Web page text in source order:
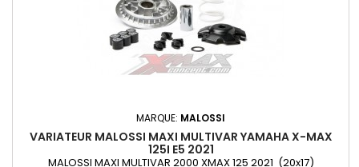
MARQUE: MALOSSI
VARIATEUR MALOSSI MAXI MULTIVAR YAMAHA X-MAX
125I E5 2021
MALOSSI MAXI MULTIVAR 2000 XMAX 125 2021 (20x17)